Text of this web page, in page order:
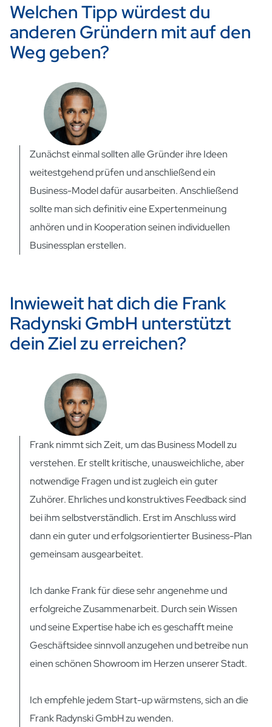
Welchen Tipp würdest du
anderen Gründern mit auf den
Weg geben?
Zunächst einmal sollten alle Gründer ihre Ideen
weitestgehend prüfen und anschließend ein
Business-Model dafür ausarbeiten. Anschließend
sollte man sich definitiv eine Expertenmeinung
anhören und in Kooperation seinen individuellen
Businessplan erstellen.
Inwieweit hat dich die Frank
Radynski GmbH unterstützt
dein Ziel zu erreichen?
Frank nimmt sich Zeit, um das Business Modell zu
verstehen. Er stellt kritische, unausweichliche, aber
notwendige Fragen und ist zugleich ein guter
Zuhörer. Ehrliches und konstruktives Feedback sind
bei ihm selbstverständlich. Erst im Anschluss wird
dann ein guter und erfolgsorientierter Business-Plan
gemeinsam ausgearbeitet.
Ich danke Frank für diese sehr angenehme und
erfolgreiche Zusammenarbeit. Durch sein Wissen
und seine Expertise habe ich es geschafft meine
Geschäftsidee sinnvoll anzugehen und betreibe nun
einen schönen Showroom im Herzen unserer Stadt.
Ich empfehle jedem Start-up wärmstens, sich an die
Frank Radynski GmbH zu wenden.